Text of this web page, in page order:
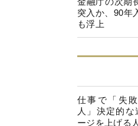
突入か、90年
も浮上
仕事で「失
人」決定的
ージを上げる